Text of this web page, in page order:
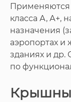
Применяются
класса А, А+,
назначения
аэропортах и
зданиях и др.
по